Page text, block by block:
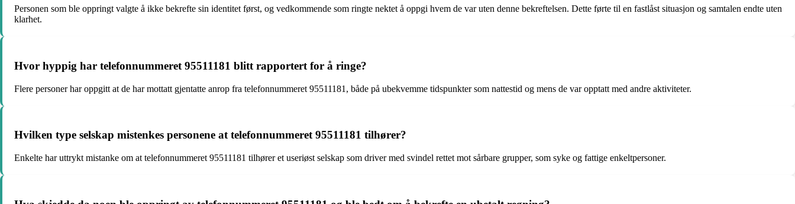
Personen som ble oppringt valgte å ikke bekrefte sin identitet først, og vedkommende som ringte nektet å oppgi hvem de var uten denne bekreftelsen. Dette førte til en fastlåst situasjon og samtalen endte uten
klarhet.
Hvor hyppig har telefonnummeret 95511181 blitt rapportert for å ringe?
Flere personer har oppgitt at de har mottatt gjentatte anrop fra telefonnummeret 95511181, både på ubekvemme tidspunkter som nattestid og mens de var opptatt med andre aktiviteter.
Hvilken type selskap mistenkes personene at telefonnummeret 95511181 tilhører?
Enkelte har uttrykt mistanke om at telefonnummeret 95511181 tilhører et useriøst selskap som driver med svindel rettet mot sårbare grupper, som syke og fattige enkeltpersoner.